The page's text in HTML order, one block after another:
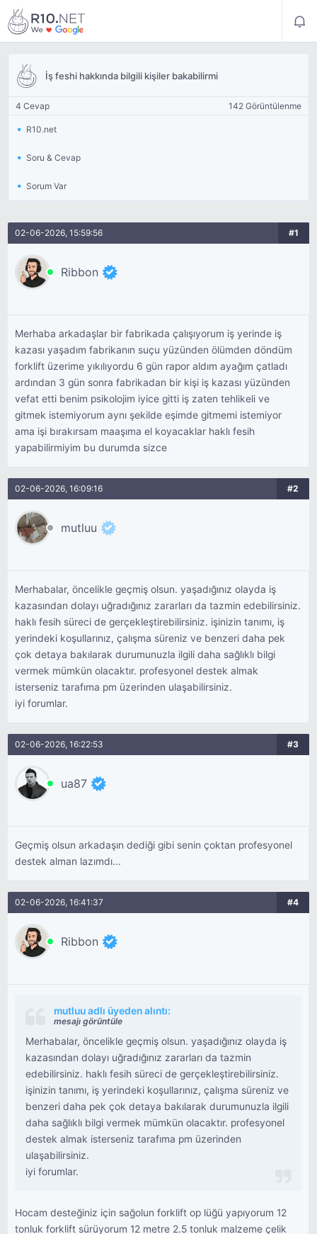
İş feshi hakkında bilgili kişiler bakabilirmi
4 Cevap 142 Görüntülenme
R10.net
Soru & Cevap
Sorum Var
02-06-2026, 15:59:56 #1
Ribbon
Merhaba arkadaşlar bir fabrikada çalışıyorum iş yerinde iş
kazası yaşadım fabrikanın suçu yüzünden ölümden döndüm
forklift üzerime yıkılıyordu 6 gün rapor aldım ayağım çatladı
ardından 3 gün sonra fabrikadan bir kişi iş kazası yüzünden
vefat etti benim psikolojim iyice gitti iş zaten tehlikeli ve
gitmek istemiyorum aynı şekilde eşimde gitmemi istemiyor
ama işi bırakırsam maaşıma el koyacaklar haklı fesih
yapabilirmiyim bu durumda sizce
02-06-2026, 16:09:16 #2
mutluu
Merhabalar, öncelikle geçmiş olsun. yaşadığınız olayda iş
kazasından dolayı uğradığınız zararları da tazmin edebilirsiniz.
haklı fesih süreci de gerçekleştirebilirsiniz. işinizin tanımı, iş
yerindeki koşullarınız, çalışma süreniz ve benzeri daha pek
çok detaya bakılarak durumunuzla ilgili daha sağlıklı bilgi
vermek mümkün olacaktır. profesyonel destek almak
isterseniz tarafıma pm üzerinden ulaşabilirsiniz.
iyi forumlar.
02-06-2026, 16:22:53 #3
ua87
Geçmiş olsun arkadaşın dediği gibi senin çoktan profesyonel
destek alman lazımdı...
02-06-2026, 16:41:37 #4
Ribbon
mutluu adlı üyeden alıntı:
mesajı görüntüle
Merhabalar, öncelikle geçmiş olsun. yaşadığınız olayda iş
kazasından dolayı uğradığınız zararları da tazmin
edebilirsiniz. haklı fesih süreci de gerçekleştirebilirsiniz.
işinizin tanımı, iş yerindeki koşullarınız, çalışma süreniz ve
benzeri daha pek çok detaya bakılarak durumunuzla ilgili
daha sağlıklı bilgi vermek mümkün olacaktır. profesyonel
destek almak isterseniz tarafıma pm üzerinden
ulaşabilirsiniz.
iyi forumlar.
Hocam desteğiniz için sağolun forklift op lüğü yapıyorum 12
tonluk forklift sürüyorum 12 metre 2.5 tonluk malzeme çelik